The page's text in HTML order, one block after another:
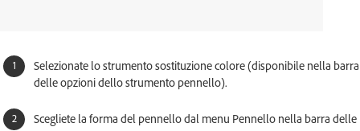
Selezionate lo strumento sostituzione colore (disponibile nella barra
delle opzioni dello strumento pennello).
Scegliete la forma del pennello dal menu Pennello nella barra delle